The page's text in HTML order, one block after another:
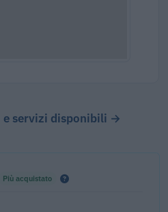
e servizi disponibili →
Più acquistato